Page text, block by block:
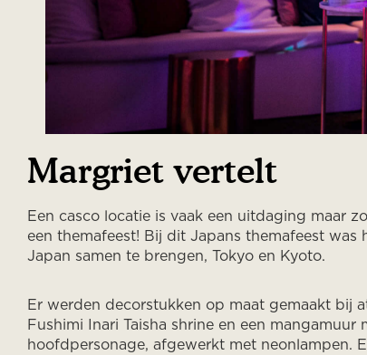
Margriet vertelt
Een casco locatie is vaak een uitdaging maar
een themafeest! Bij dit Japans themafeest
Japan samen te brengen, Tokyo en Kyoto.
Er werden decorstukken op maat gemaakt bij
Fushimi Inari Taisha shrine en een
hoofdpersonage, afgewerkt met neonlampen.